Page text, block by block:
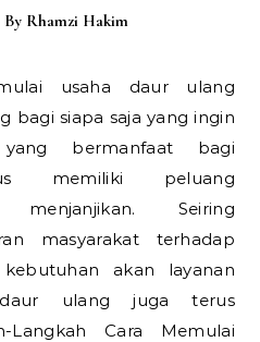
By Rhamzi Hakim
bagi siapa saja yang ingin
bermanfaat bagi
memiliki peluang
Seiring
masyarakat terhadap
akan layanan
ulang juga terus
Langkah Cara Memulai